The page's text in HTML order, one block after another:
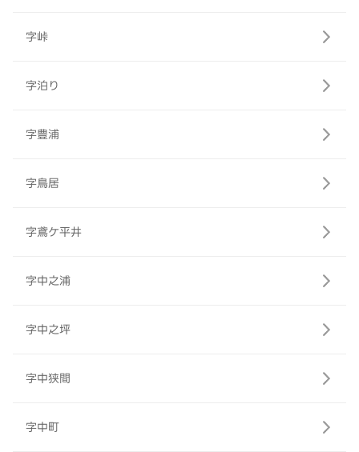
字峠
字泊り
字豊浦
字鳥居
字鳶ケ平井
字中之浦
字中之坪
字中狭間
字中町